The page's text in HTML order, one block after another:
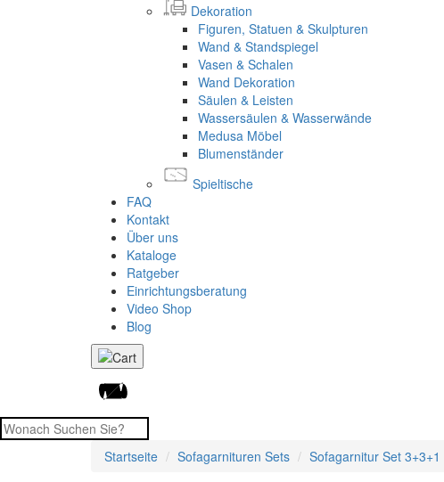
Dekoration
Figuren, Statuen & Skulpturen
Wand & Standspiegel
Vasen & Schalen
Wand Dekoration
Säulen & Leisten
Wassersäulen & Wasserwände
Medusa Möbel
Blumenständer
Spieltische
FAQ
Kontakt
Über uns
Kataloge
Ratgeber
Einrichtungsberatung
Video Shop
Blog
Startseite Sofagarnituren Sets Sofagarnitur Set 3+3+1